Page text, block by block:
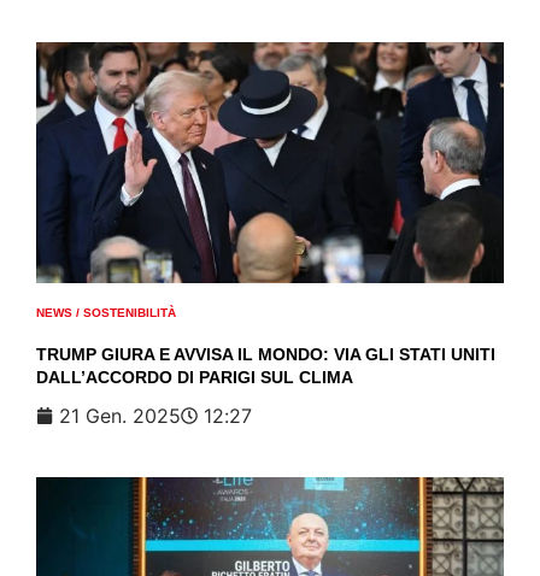
NEWS / SOSTENIBILITÀ
TRUMP GIURA E AVVISA IL MONDO: VIA GLI STATI UNITI
DALL’ACCORDO DI PARIGI SUL CLIMA
21 Gen. 2025 12:27